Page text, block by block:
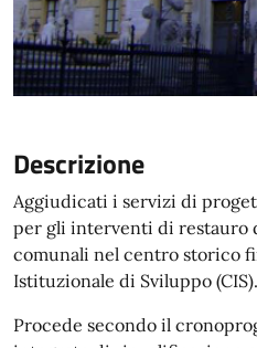
Descrizione
Aggiudicati i servizi di
per gli interventi di restauro
comunali nel centro storico
Istituzionale di Sviluppo (CIS).
Procede secondo il